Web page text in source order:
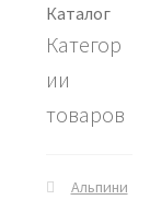
Каталог
Категор
ии
товаров
Альпини